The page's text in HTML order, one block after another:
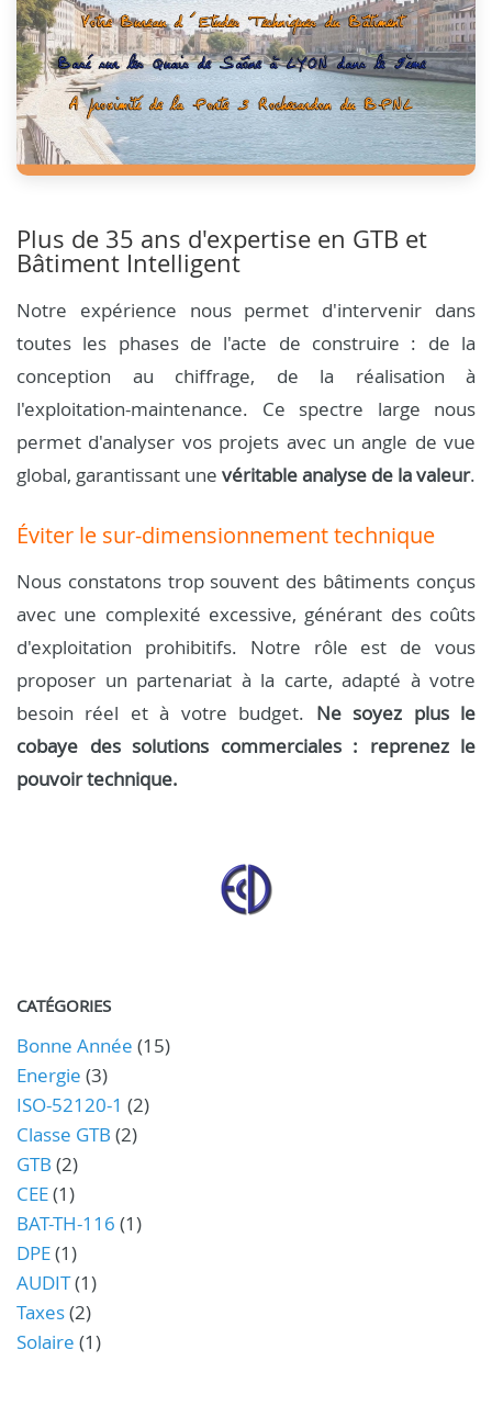
Plus de 35 ans d'expertise en GTB et
Bâtiment Intelligent
Notre expérience nous permet d'intervenir dans
toutes les phases de l'acte de construire : de la
conception au chiffrage, de la réalisation à
l'exploitation-maintenance. Ce spectre large nous
permet d'analyser vos projets avec un angle de vue
global, garantissant une véritable analyse de la valeur.
Éviter le sur-dimensionnement technique
Nous constatons trop souvent des bâtiments conçus
avec une complexité excessive, générant des coûts
d'exploitation prohibitifs. Notre rôle est de vous
proposer un partenariat à la carte, adapté à votre
besoin réel et à votre budget. Ne soyez plus le
cobaye des solutions commerciales : reprenez le
pouvoir technique.
CATÉGORIES
Bonne Année (15)
Energie (3)
ISO-52120-1 (2)
Classe GTB (2)
GTB (2)
CEE(1)
BAT-TH-116 (1)
DPE(1)
AUDIT(1)
Taxes(2)
Solaire (1)